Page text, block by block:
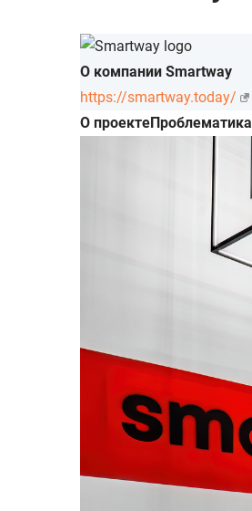
О компании Smartway
https://smartway.today/
О проектеПроблематика